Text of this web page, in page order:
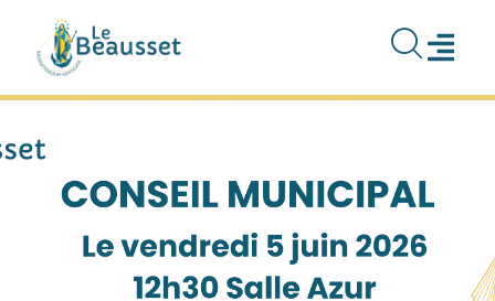
principal